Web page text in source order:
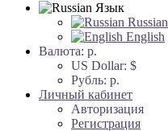
Язык
Russian
English
Валюта: р.
US Dollar: $
Рубль: р.
Личный кабинет
Авторизация
Регистрация